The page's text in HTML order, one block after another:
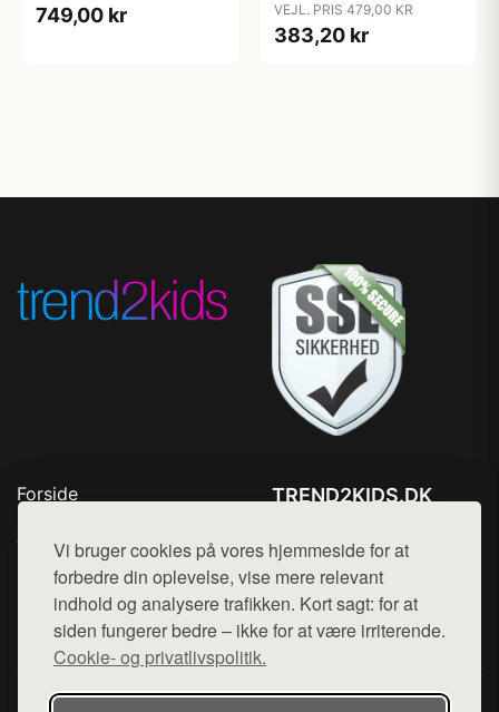
Vi bruger cookies på vores hjemmeside for at
forbedre din oplevelse, vise mere relevant
indhold og analysere trafikken. Kort sagt: for at
siden fungerer bedre – ikke for at være irriterende.
Cookie- og privatlivspolitik.
749,00 kr VEJL. PRIS 479,00 KR
383,20 kr
Forside
Top Rabatter
Blog
Kontakt
TREND2KIDS.DK
Mail: hej@want.dk
Cookie- og privatlivspolitik